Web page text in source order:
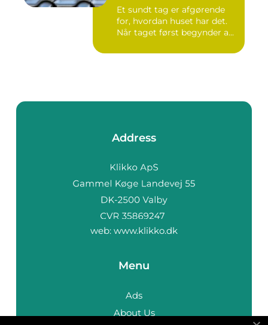
Et sundt tag er afgørende
for, hvordan huset har det.
Når taget først begynder a...
Address
web: www.klikko.dk
Menu
Ads
About Us